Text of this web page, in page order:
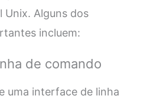
Unix. Alguns dos
incluem:
de comando
uma interface de linha